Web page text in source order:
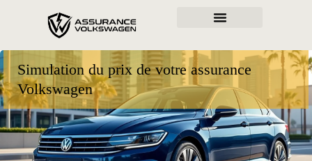
Simulation du prix de votre assurance
Volkswagen